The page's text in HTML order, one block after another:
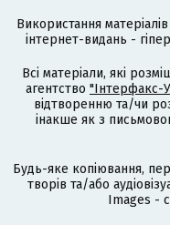
Використання
інтернет-видань -
Всі матеріали, які
агентство "Інтерфакс-
відтворенню та/чи
інакше як з
Будь-яке копіювання,
творів та/або
Images -